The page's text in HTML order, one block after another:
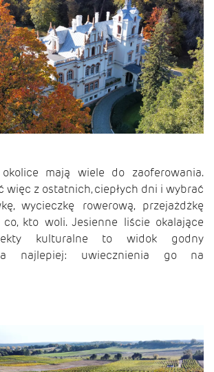
mają wiele do zaoferowania.
więc z ostatnich, ciepłych dni i wybrać
wycieczkę rowerową, przejażdżkę
kto woli. Jesienne liście okalające
kulturalne to widok godny
a najlepiej: uwiecznienia go na